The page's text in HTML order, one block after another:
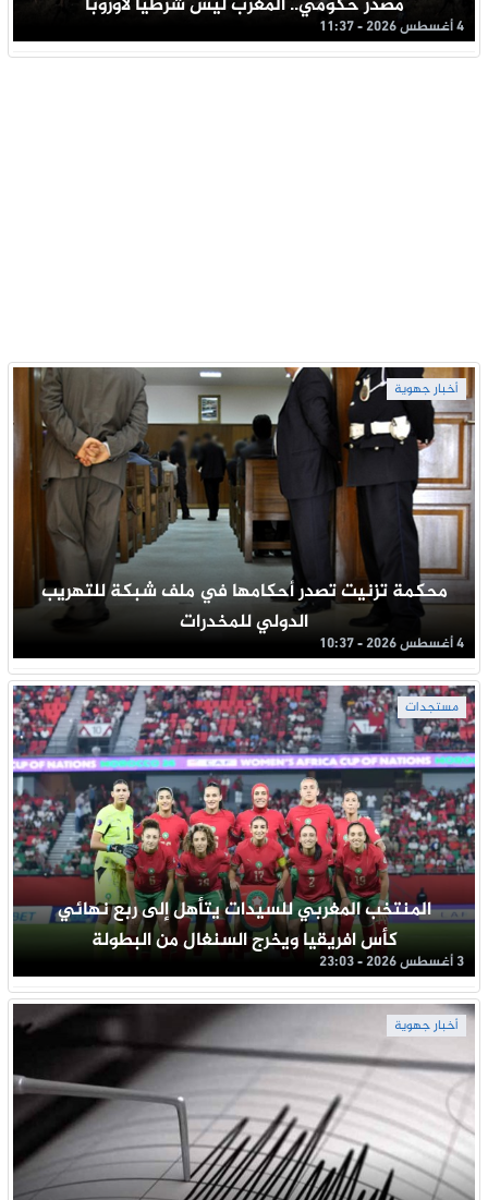
4 أغسطس 2026 - 11:37
أخبار جهوية
محكمة تزنيت تصدر أحكامها في ملف شبكة للتهريب
الدولي للمخدرات
4 أغسطس 2026 - 10:37
مستجدات
المنتخب المغربي للسيدات يتأهل إلى ربع نهائي
كأس افريقيا ويخرج السنغال من البطولة
3 أغسطس 2026 - 23:03
أخبار جهوية